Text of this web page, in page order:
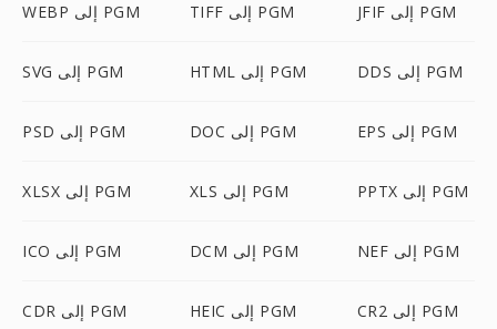
WEBP إلى PGM TIFF إلى PGM JFIF إلى PGM
SVG إلى PGM HTML إلى PGM DDS إلى PGM
PSD إلى PGM DOC إلى PGM EPS إلى PGM
XLSX إلى PGM XLS إلى PGM PPTX إلى PGM
ICO إلى PGM DCM إلى PGM NEF إلى PGM
CDR إلى PGM HEIC إلى PGM CR2 إلى PGM